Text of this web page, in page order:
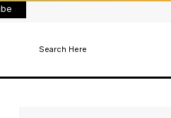
Search Here